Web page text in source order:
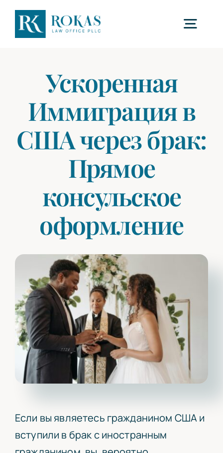
Skip
content
О нас
Процедуры
Сборы
Свяжитесь с Нами
Ускоренная
Иммиграция в
США через брак:
Прямое
консульское
оформление
Если вы являетесь гражданином США и
вступили в брак с иностранным